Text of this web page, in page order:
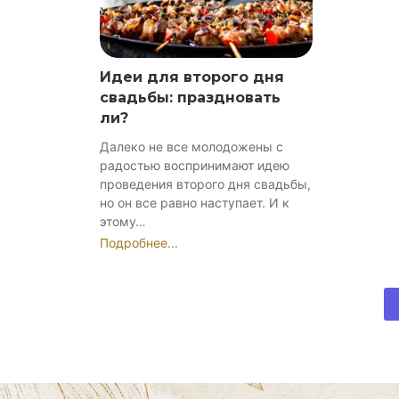
Идеи для второго дня
свадьбы: праздновать
ли?
Далеко не все молодожены с
радостью воспринимают идею
проведения второго дня свадьбы,
но он все равно наступает. И к
этому…
Подробнее...